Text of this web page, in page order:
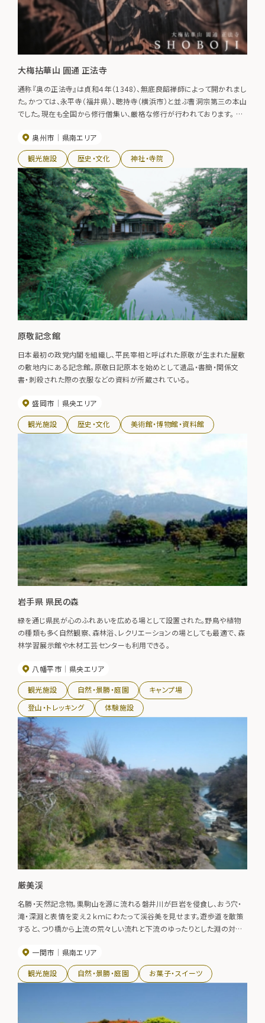
大梅拈華山 圓通 正法寺
通称『奥の正法寺』は貞和４年（1348）、無底良韶禅師によって開かれまし
た。かつては、永平寺（福井県）、聰持寺（横浜市）と並ぶ曹洞宗第三の本山
でした。現在も全国から修行僧集い、厳格な修行が行われております。 境
ります。蛇紋岩の石段や、日本最大級、約720坪の法堂の茅葺き屋根は圧
巻。法堂、庫裡、惣門は国指定重要文化財。 各種座禅会や精進料理（要予
約）も行っており、貴重な禅寺体験ができます。
奥州市 県南エリア
観光施設 歴史・文化 神社・寺院
原敬記念館
日本最初の政党内閣を組織し、平民宰相と呼ばれた原敬が生まれた屋敷
の敷地内にある記念館。原敬日記原本を始めとして遺品・書簡・関係文
書・刺殺された際の衣服などの資料が所蔵されている。
盛岡市 県央エリア
観光施設 歴史・文化 美術館・博物館・資料館
岩手県 県民の森
緑を通じ県民が心のふれあいを広める場として設置された。野鳥や植物
の種類も多く自然観察、森林浴、レクリエーションの場としても最適で、森
林学習展示館や木材工芸センターも利用できる。
八幡平市 県央エリア
観光施設 自然・景勝・庭園
キャンプ場
登山・トレッキング
体験施設
厳美渓
名勝・天然記念物。栗駒山を源に流れる磐井川が巨岩を侵食し、おう穴・
滝・深淵と表情を変え２ｋｍにわたって渓谷美を見せます。遊歩道を散策
すると、つり橋から上流の荒々しい流れと下流のゆったりとした淵の対照
め、夏には涼しげな渓流のせせらぎを聞き、秋には色づく山々の紅葉、冬
には水墨画を思わせる景色が広がり、厳美渓は四季折々それぞれの風情
が楽しめます。 厳美渓の名物「かっこうだんご」は渓流をはさんだ対岸に
一関市 県南エリア
観光施設 自然・景勝・庭園 お菓子・スイーツ